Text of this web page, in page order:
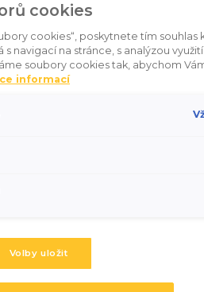
cookies
cookies“, poskytnete tím souhlas
navigací na stránce, s analýzou
soubory cookies tak, abychom
informací
Volby uložit